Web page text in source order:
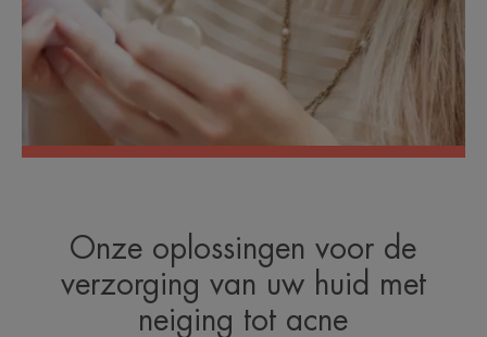
Onze oplossingen voor de
verzorging van uw huid met
neiging tot acne